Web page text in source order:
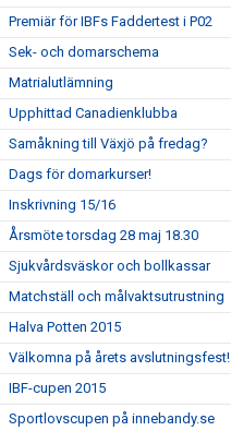
Premiär för IBFs Faddertest i P02
Sek- och domarschema
Matrialutlämning
Upphittad Canadienklubba
Samåkning till Växjö på fredag?
Dags för domarkurser!
Inskrivning 15/16
Årsmöte torsdag 28 maj 18.30
Sjukvårdsväskor och bollkassar
Matchställ och målvaktsutrustning
Halva Potten 2015
Välkomna på årets avslutningsfest!
IBF-cupen 2015
Sportlovscupen på innebandy.se